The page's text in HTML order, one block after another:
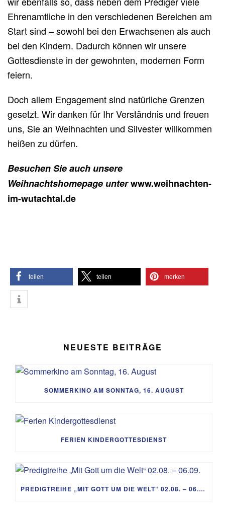
Ehrenamtliche in den verschiedenen Bereichen am
Start sind – sowohl bei den Erwachsenen als auch
bei den Kindern. Dadurch können wir unsere
Gottesdienste in der gewohnten, modernen Form
feiern.
Doch allem Engagement sind natürliche Grenzen
gesetzt. Wir danken für Ihr Verständnis und freuen
uns, Sie an Weihnachten und Silvester willkommen
heißen zu dürfen.
Besuchen Sie auch unsere
Weihnachtshomepage unterwww.weihnachten-
im-wutachtal.de
teilen teilen merken
NEUESTE BEITRÄGE
SOMMERKINO AM SONNTAG, 16. AUGUST
FERIEN KINDERGOTTESDIENST
PREDIGTREIHE „MIT GOTT UM DIE WELT“ 02.08. – 06.09.